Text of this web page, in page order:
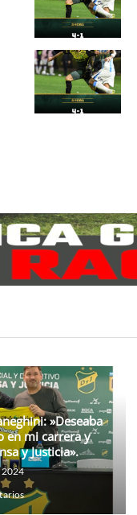
»Deseaba
en mi carrera y
y Justicia».
2024